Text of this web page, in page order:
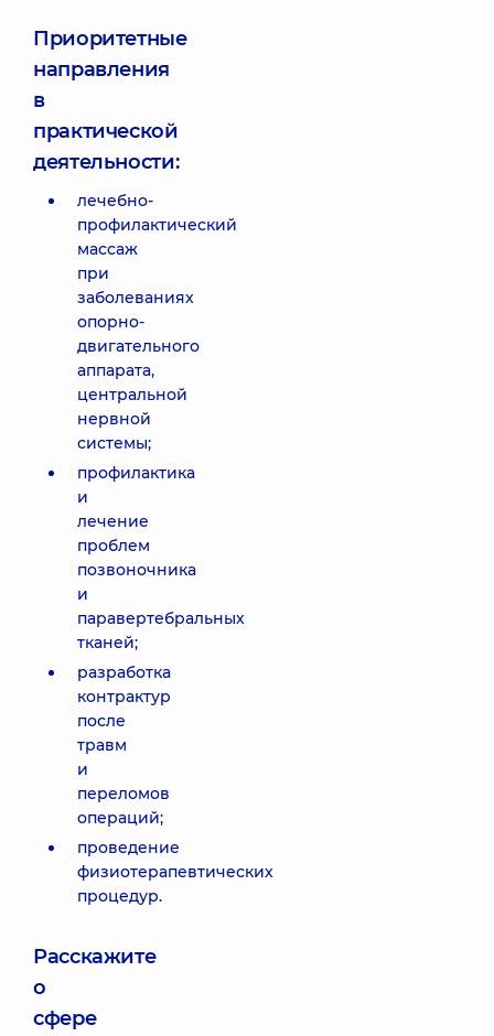
Приоритетные
направления
в
практической
деятельности:
лечебно-
профилактический
массаж
при
заболеваниях
опорно-
двигательного
аппарата,
центральной
нервной
системы;
профилактика
и
лечение
проблем
позвоночника
и
паравертебральных
тканей;
разработка
контрактур
после
травм
и
переломов
операций;
проведение
физиотерапевтических
процедур.
Расскажите
о
сфере